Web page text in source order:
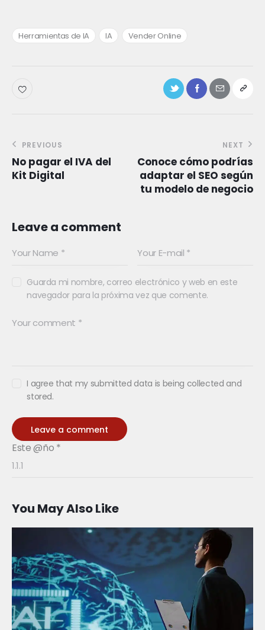
Herramientas de IA IA Vender Online
PREVIOUS
No pagar el IVA del
Kit Digital
NEXT
Conoce cómo podrías
adaptar el SEO según
tu modelo de negocio
Leave a comment
Guarda mi nombre, correo electrónico y web en este
navegador para la próxima vez que comente.
I agree that my submitted data is being collected and
stored.
Este @ño *
You May Also Like